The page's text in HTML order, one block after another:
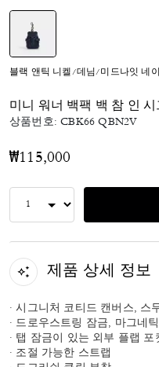
블랙 앤틱 니켈/데님/미드나잇 네이
미니 워너 백팩 백 참 인
상품번호:CBK66 QBN2V
₩115,000
제품 상세 정보
· 시그니처 코티드 캔버스, 스
· 드로우스트링 잠금, 마그네
· 탭 잠금이 있는 외부 플랩 포
· 조절 가능한 스트랩